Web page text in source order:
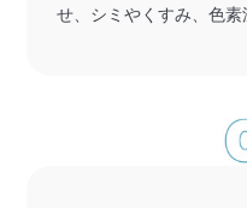
せ、シミやくすみ、色素